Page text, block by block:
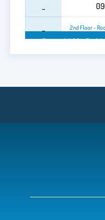
2nd Floor -
2nd Floor - Room AA66 -